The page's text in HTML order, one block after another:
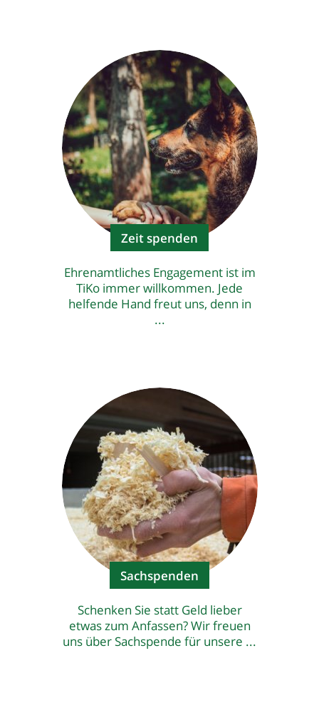
Zeit spenden
Ehrenamtliches Engagement ist im
TiKo immer willkommen. Jede
helfende Hand freut uns, denn in
...
Sachspenden
Schenken Sie statt Geld lieber
etwas zum Anfassen? Wir freuen
uns über Sachspende für unsere ...